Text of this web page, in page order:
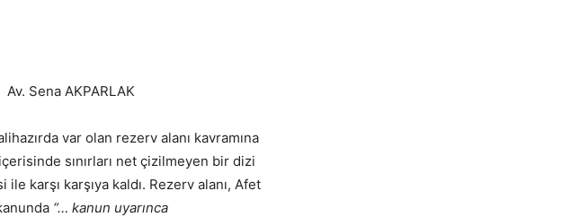
var olan rezerv alanı kavramına
sınırları net çizilmeyen bir dizi
karşı karşıya kaldı. Rezerv alanı, Afet
“… kanun uyarınca